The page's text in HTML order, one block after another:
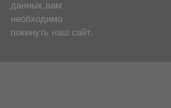
данных,вам
необходимо
покинуть наш сайт.